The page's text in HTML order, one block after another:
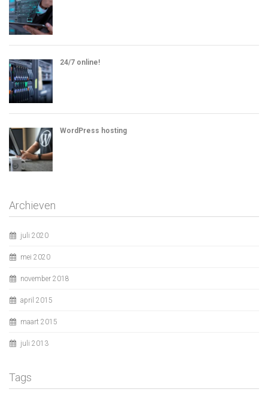
24/7 online!
WordPress hosting
Archieven
juli 2020
mei 2020
november 2018
april 2015
maart 2015
juli 2013
Tags